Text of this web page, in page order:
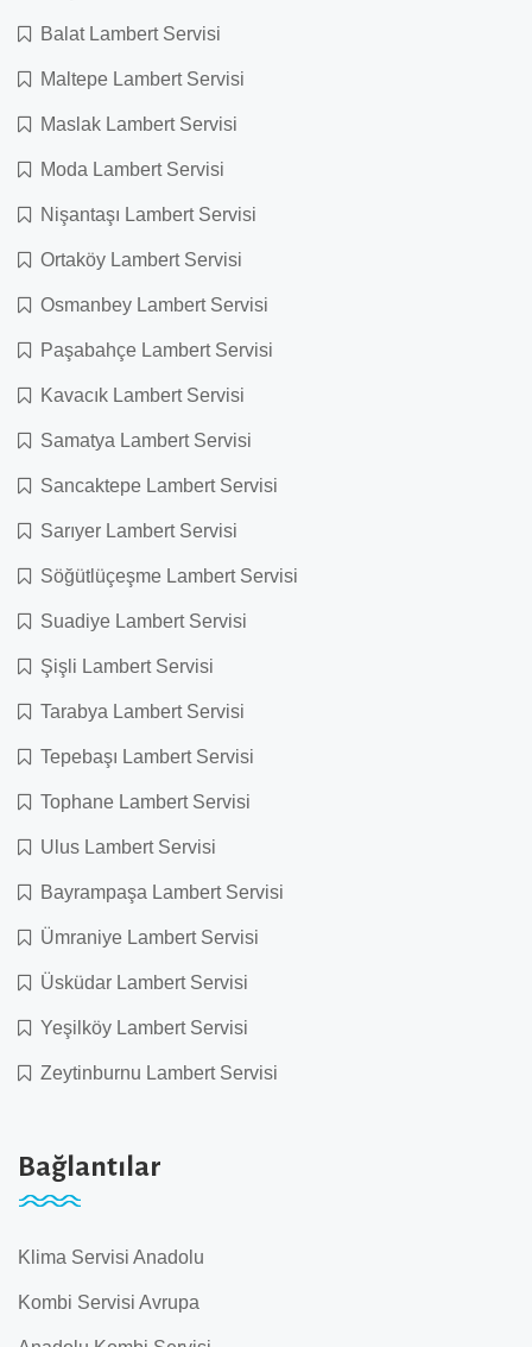
Balat Lambert Servisi
Maltepe Lambert Servisi
Maslak Lambert Servisi
Moda Lambert Servisi
Nişantaşı Lambert Servisi
Ortaköy Lambert Servisi
Osmanbey Lambert Servisi
Paşabahçe Lambert Servisi
Kavacık Lambert Servisi
Samatya Lambert Servisi
Sancaktepe Lambert Servisi
Sarıyer Lambert Servisi
Söğütlüçeşme Lambert Servisi
Suadiye Lambert Servisi
Şişli Lambert Servisi
Tarabya Lambert Servisi
Tepebaşı Lambert Servisi
Tophane Lambert Servisi
Ulus Lambert Servisi
Bayrampaşa Lambert Servisi
Ümraniye Lambert Servisi
Üsküdar Lambert Servisi
Yeşilköy Lambert Servisi
Zeytinburnu Lambert Servisi
Bağlantılar
Klima Servisi Anadolu
Kombi Servisi Avrupa